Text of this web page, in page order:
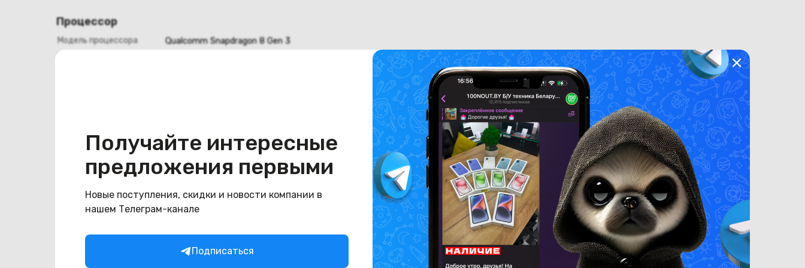
Получайте интересные
предложения первыми
Новые поступления, скидки и новости компании в
нашем Телеграм-канале
Подписаться
Процессор
Модель процессора
Qualcomm Snapdragon 8 Gen 3
Хранение данных
Конструкция
титановый серый